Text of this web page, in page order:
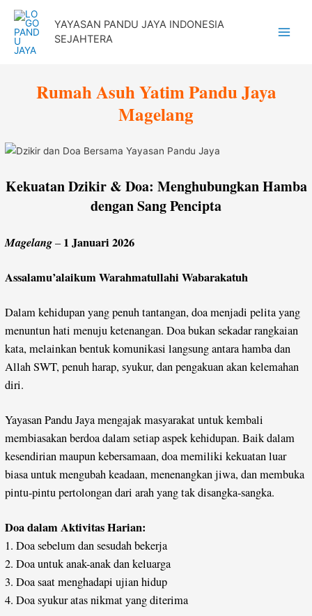
Lewati
konten
YAYASAN PANDU JAYA INDONESIA
SEJAHTERA
Rumah Asuh Yatim Pandu Jaya
Magelang
Kekuatan Dzikir & Doa: Menghubungkan Hamba
dengan Sang Pencipta
Magelang–1 Januari 2026
Assalamu’alaikum Warahmatullahi Wabarakatuh
Dalam kehidupan yang penuh tantangan, doa menjadi pelita yang
menuntun hati menuju ketenangan. Doa bukan sekadar rangkaian
kata, melainkan bentuk komunikasi langsung antara hamba dan
Allah SWT, penuh harap, syukur, dan pengakuan akan kelemahan
diri.
Yayasan Pandu Jaya mengajak masyarakat untuk kembali
membiasakan berdoa dalam setiap aspek kehidupan. Baik dalam
kesendirian maupun kebersamaan, doa memiliki kekuatan luar
biasa untuk mengubah keadaan, menenangkan jiwa, dan membuka
pintu-pintu pertolongan dari arah yang tak disangka-sangka.
Doa dalam Aktivitas Harian:
1. Doa sebelum dan sesudah bekerja
2. Doa untuk anak-anak dan keluarga
3. Doa saat menghadapi ujian hidup
4. Doa syukur atas nikmat yang diterima